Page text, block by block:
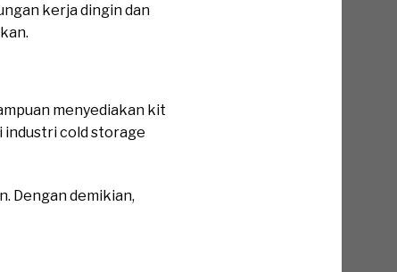
kerja dingin dan
menyediakan kit
industri cold storage
Dengan demikian,